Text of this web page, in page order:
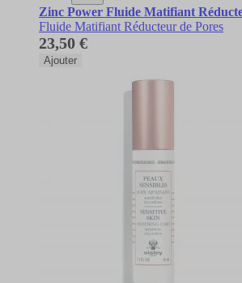
Zinc Power Fluide Matifiant
Fluide Matifiant Réducteur de Pores
23,50 €
Ajouter